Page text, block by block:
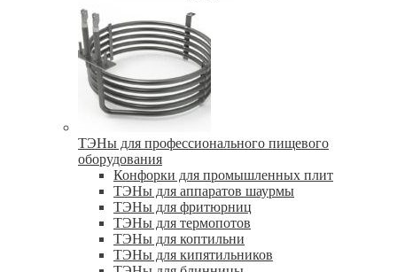
ТЭНы для профессионального пищевого
оборудования
Конфорки для промышленных плит
ТЭНы для аппаратов шаурмы
ТЭНы для фритюрниц
ТЭНы для термопотов
ТЭНы для коптильни
ТЭНы для кипятильников